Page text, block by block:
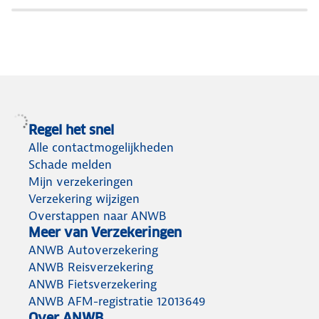
jouw
reisverzekering.
vakantie
Regel het snel
Alle contactmogelijkheden
Schade melden
Mijn verzekeringen
Verzekering wijzigen
Overstappen naar ANWB
Meer van Verzekeringen
ANWB Autoverzekering
ANWB Reisverzekering
ANWB Fietsverzekering
ANWB AFM-registratie 12013649